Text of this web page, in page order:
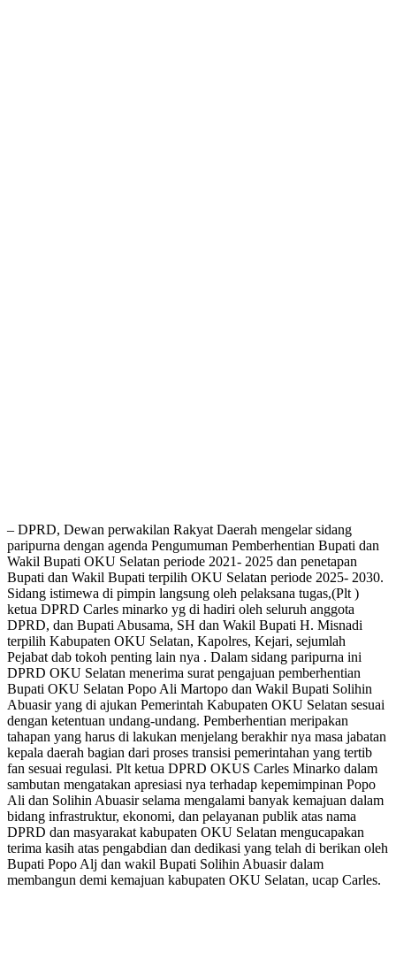
– DPRD, Dewan perwakilan Rakyat Daerah mengelar sidang
paripurna dengan agenda Pengumuman Pemberhentian Bupati dan
Wakil Bupati OKU Selatan periode 2021- 2025 dan penetapan
Bupati dan Wakil Bupati terpilih OKU Selatan periode 2025- 2030.
Sidang istimewa di pimpin langsung oleh pelaksana tugas,(Plt )
ketua DPRD Carles minarko yg di hadiri oleh seluruh anggota
DPRD, dan Bupati Abusama, SH dan Wakil Bupati H. Misnadi
terpilih Kabupaten OKU Selatan, Kapolres, Kejari, sejumlah
Pejabat dab tokoh penting lain nya . Dalam sidang paripurna ini
DPRD OKU Selatan menerima surat pengajuan pemberhentian
Bupati OKU Selatan Popo Ali Martopo dan Wakil Bupati Solihin
Abuasir yang di ajukan Pemerintah Kabupaten OKU Selatan sesuai
dengan ketentuan undang-undang. Pemberhentian meripakan
tahapan yang harus di lakukan menjelang berakhir nya masa jabatan
kepala daerah bagian dari proses transisi pemerintahan yang tertib
fan sesuai regulasi. Plt ketua DPRD OKUS Carles Minarko dalam
sambutan mengatakan apresiasi nya terhadap kepemimpinan Popo
Ali dan Solihin Abuasir selama mengalami banyak kemajuan dalam
bidang infrastruktur, ekonomi, dan pelayanan publik atas nama
DPRD dan masyarakat kabupaten OKU Selatan mengucapakan
terima kasih atas pengabdian dan dedikasi yang telah di berikan oleh
Bupati Popo Alj dan wakil Bupati Solihin Abuasir dalam
membangun demi kemajuan kabupaten OKU Selatan, ucap Carles.